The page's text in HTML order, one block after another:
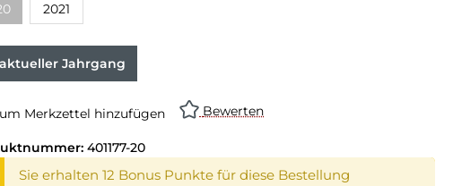
2021
aktueller Jahrgang
Merkzettel hinzufügen Bewerten
401177-20
Sie erhalten 12 Bonus Punkte für diese Bestellung